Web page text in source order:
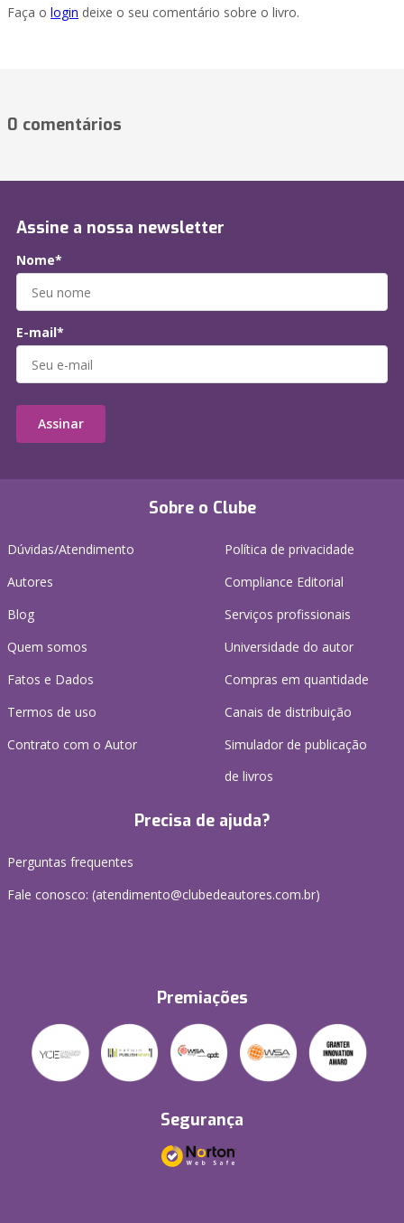
Faça o login deixe o seu comentário sobre o livro.
0 comentários
Sobre o Clube
Dúvidas/Atendimento
Autores
Blog
Quem somos
Fatos e Dados
Termos de uso
Contrato com o Autor
Política de privacidade
Compliance Editorial
Serviços profissionais
Universidade do autor
Compras em quantidade
Canais de distribuição
Simulador de publicação
de livros
Precisa de ajuda?
Perguntas frequentes
Fale conosco: (atendimento@clubedeautores.com.br)
Premiações
Segurança
Assine a nossa newsletter
Nome*
E-mail*
Assinar